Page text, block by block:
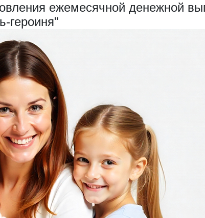
ежемесячной денежной
героиня"